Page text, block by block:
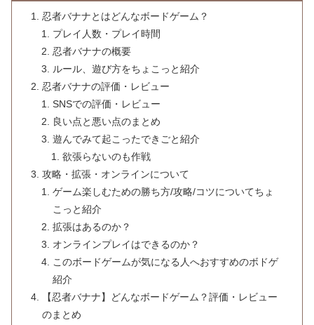
忍者バナナとはどんなボードゲーム？
プレイ人数・プレイ時間
忍者バナナの概要
ルール、遊び方をちょこっと紹介
忍者バナナの評価・レビュー
SNSでの評価・レビュー
良い点と悪い点のまとめ
遊んでみて起こったできごと紹介
欲張らないのも作戦
攻略・拡張・オンラインについて
ゲーム楽しむための勝ち方/攻略/コツについてちょ
こっと紹介
拡張はあるのか？
オンラインプレイはできるのか？
このボードゲームが気になる人へおすすめのボドゲ
紹介
【忍者バナナ】どんなボードゲーム？評価・レビュー
のまとめ